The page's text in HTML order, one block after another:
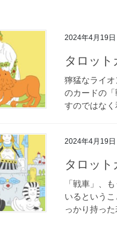
2024年4月19日
タロッ
獰猛なライ
のカードの
すのではな
2024年4月19日
タロッ
「戦車」、
いるという
っかり持っ